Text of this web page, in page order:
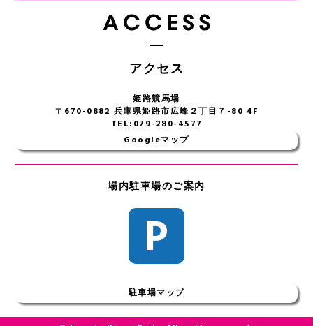
アクセス
姫路競馬場
〒670-0882 兵庫県姫路市広峰２丁目７-80 4F
TEL:079-280-4577
Googleマップ
場内駐車場のご案内
P
駐車場マップ